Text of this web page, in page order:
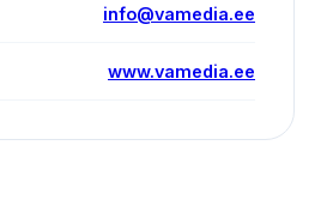
info@vamedia.ee
www.vamedia.ee